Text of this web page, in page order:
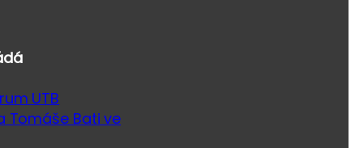
UTB
Tomáše Bati ve